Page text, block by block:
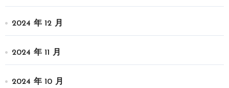
2024 年 12 月
2024 年 11 月
2024 年 10 月